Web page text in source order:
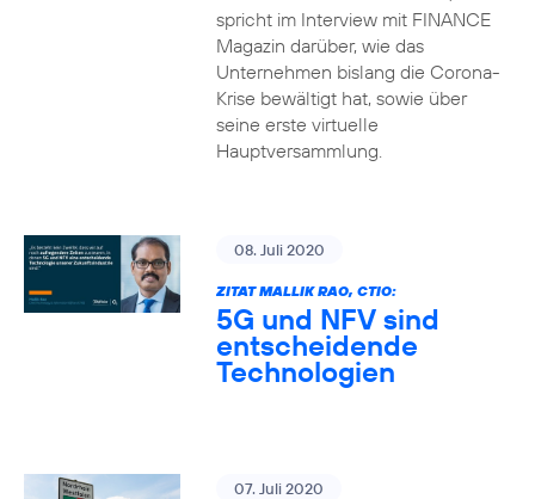
spricht im Interview mit FINANCE
Magazin darüber, wie das
Unternehmen bislang die Corona-
Krise bewältigt hat, sowie über
seine erste virtuelle
Hauptversammlung.
08. Juli 2020
ZITAT MALLIK RAO, CTIO:
5G und NFV sind
entscheidende
Technologien
07. Juli 2020